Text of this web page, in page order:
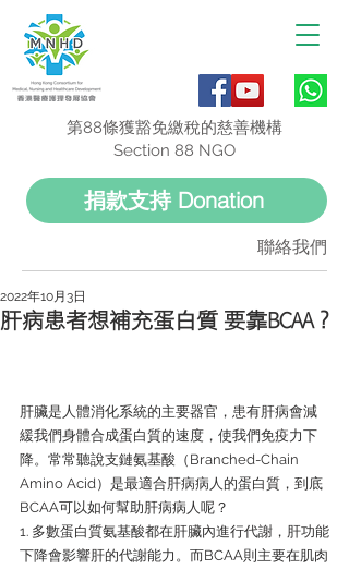
聯絡我們
捐款支持 Donation
第88條獲豁免繳稅的慈善機構
Section 88 NGO
肝病患者想補充蛋白質 要靠BCAA？
2022年10月3日
肝臟是人體消化系統的主要器官，患有肝病會減
緩我們身體合成蛋白質的速度，使我們免疫力下
降。常常聽說支鏈氨基酸（Branched-Chain
Amino Acid）是最適合肝病病人的蛋白質，到底
BCAA可以如何幫助肝病病人呢？
1. 多數蛋白質氨基酸都在肝臟內進行代謝，肝功能
下降會影響肝的代謝能力。而BCAA則主要在肌肉